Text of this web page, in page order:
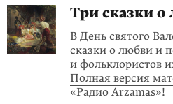
Три сказки о
В День святого
сказки о любви и
и фольклористов
Полная версия
«Радио Arzamas»!